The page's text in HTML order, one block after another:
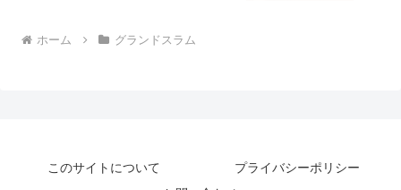
ホーム グランドスラム
このサイトについて
プライバシーポリシー